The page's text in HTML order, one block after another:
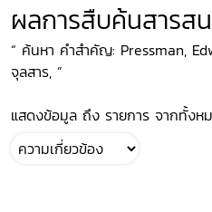
ผลการสืบค้นสารส
“ ค้นหา คำสำคัญ: Pressman,
จุลสาร, ”
แสดงข้อมูล ถึง รายการ จากทั้งห